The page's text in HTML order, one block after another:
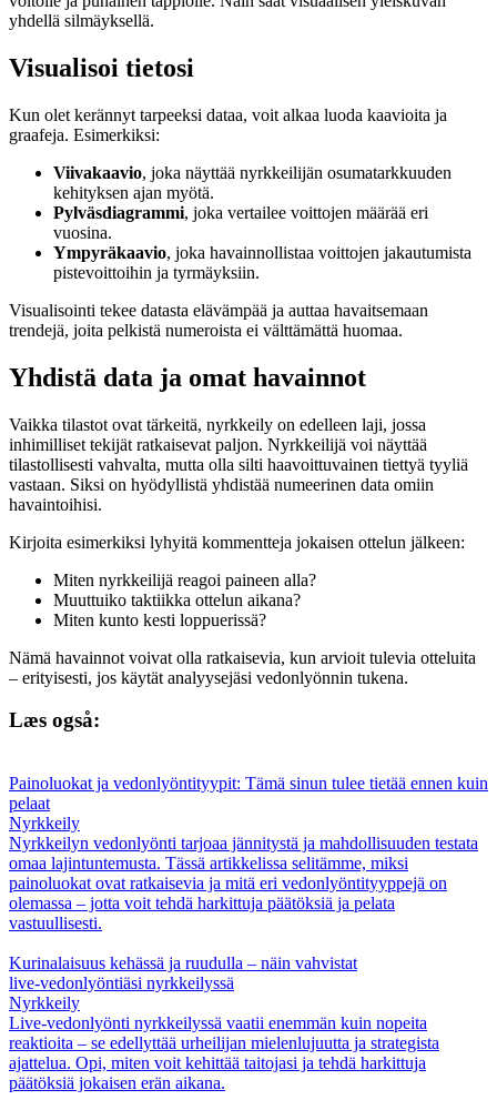
yhdellä silmäyksellä.
Visualisoi tietosi
Kun olet kerännyt tarpeeksi dataa, voit alkaa luoda kaavioita ja
graafeja. Esimerkiksi:
Viivakaavio, joka näyttää nyrkkeilijän osumatarkkuuden
kehityksen ajan myötä.
Pylväsdiagrammi, joka vertailee voittojen määrää eri
vuosina.
Ympyräkaavio, joka havainnollistaa voittojen jakautumista
pistevoittoihin ja tyrmäyksiin.
Visualisointi tekee datasta elävämpää ja auttaa havaitsemaan
trendejä, joita pelkistä numeroista ei välttämättä huomaa.
Yhdistä data ja omat havainnot
Vaikka tilastot ovat tärkeitä, nyrkkeily on edelleen laji, jossa
inhimilliset tekijät ratkaisevat paljon. Nyrkkeilijä voi näyttää
tilastollisesti vahvalta, mutta olla silti haavoittuvainen tiettyä tyyliä
vastaan. Siksi on hyödyllistä yhdistää numeerinen data omiin
havaintoihisi.
Kirjoita esimerkiksi lyhyitä kommentteja jokaisen ottelun jälkeen:
Miten nyrkkeilijä reagoi paineen alla?
Muuttuiko taktiikka ottelun aikana?
Miten kunto kesti loppuerissä?
Nämä havainnot voivat olla ratkaisevia, kun arvioit tulevia otteluita
– erityisesti, jos käytät analyysejäsi vedonlyönnin tukena.
Læs også:
Painoluokat ja vedonlyöntityypit: Tämä sinun tulee tietää ennen kuin
pelaat
Nyrkkeily
Nyrkkeilyn vedonlyönti tarjoaa jännitystä ja mahdollisuuden testata
omaa lajintuntemusta. Tässä artikkelissa selitämme, miksi
painoluokat ovat ratkaisevia ja mitä eri vedonlyöntityyppejä on
olemassa – jotta voit tehdä harkittuja päätöksiä ja pelata
vastuullisesti.
Kurinalaisuus kehässä ja ruudulla – näin vahvistat
live‑vedonlyöntiäsi nyrkkeilyssä
Nyrkkeily
Live‑vedonlyönti nyrkkeilyssä vaatii enemmän kuin nopeita
reaktioita – se edellyttää urheilijan mielenlujuutta ja strategista
ajattelua. Opi, miten voit kehittää taitojasi ja tehdä harkittuja
päätöksiä jokaisen erän aikana.